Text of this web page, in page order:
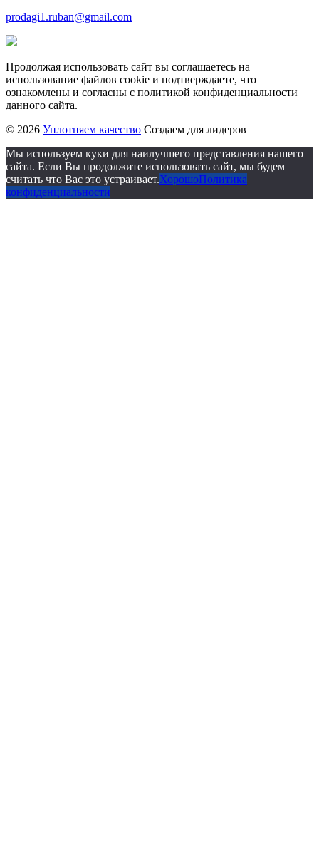
prodagi1.ruban@gmail.com
Продолжая использовать сайт вы соглашаетесь на
использование файлов cookie и подтверждаете, что
ознакомлены и согласны с политикой конфиденциальности
данного сайта.
© 2026 Уплотняем качество Создаем для лидеров
Мы используем куки для наилучшего представления нашего
сайта. Если Вы продолжите использовать сайт, мы будем
считать что Вас это устраивает.ХорошоПолитика
конфиденциальности